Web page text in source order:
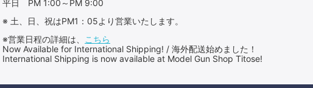
平日 PM 1:00～PM 9:00
※ 土、日、祝はPM1：05より営業いたします。
※営業日程の詳細は、
こちら
Now Available for International Shipping! / 海外配送始めました！
International Shipping is now available at Model Gun Shop Titose!